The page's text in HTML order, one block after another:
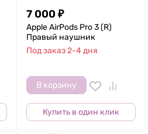
7 000 ₽
Apple AirPods Pro 3 (R)
Правый наушник
Под заказ 2-4 дня
В корзину
Купить в один клик